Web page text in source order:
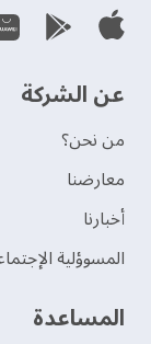
عن الشركة
من نحن؟
‫معارضنا‬
‫أخبارنا‬
المسوؤلية
‫المساعدة‬